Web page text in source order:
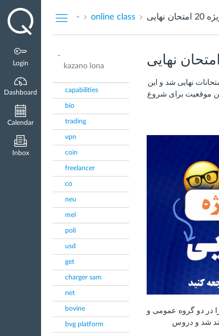
Login
Dashboard
Calendar
Inbox
- online class نهایی
-
kazano lona
capabilities
bio
trading
vpn
coin
freelancer
co
neu
mel
poli
usd
get
charger sam
net
bovine
bvg platform
در امتحانات خرداد سال 1403 تنها یک نفر قادر به کسب معدل 20 در امتحانات نهایی شد و این
موقعیت برای شروع
در دو گروه عمومی و
شد و دروس